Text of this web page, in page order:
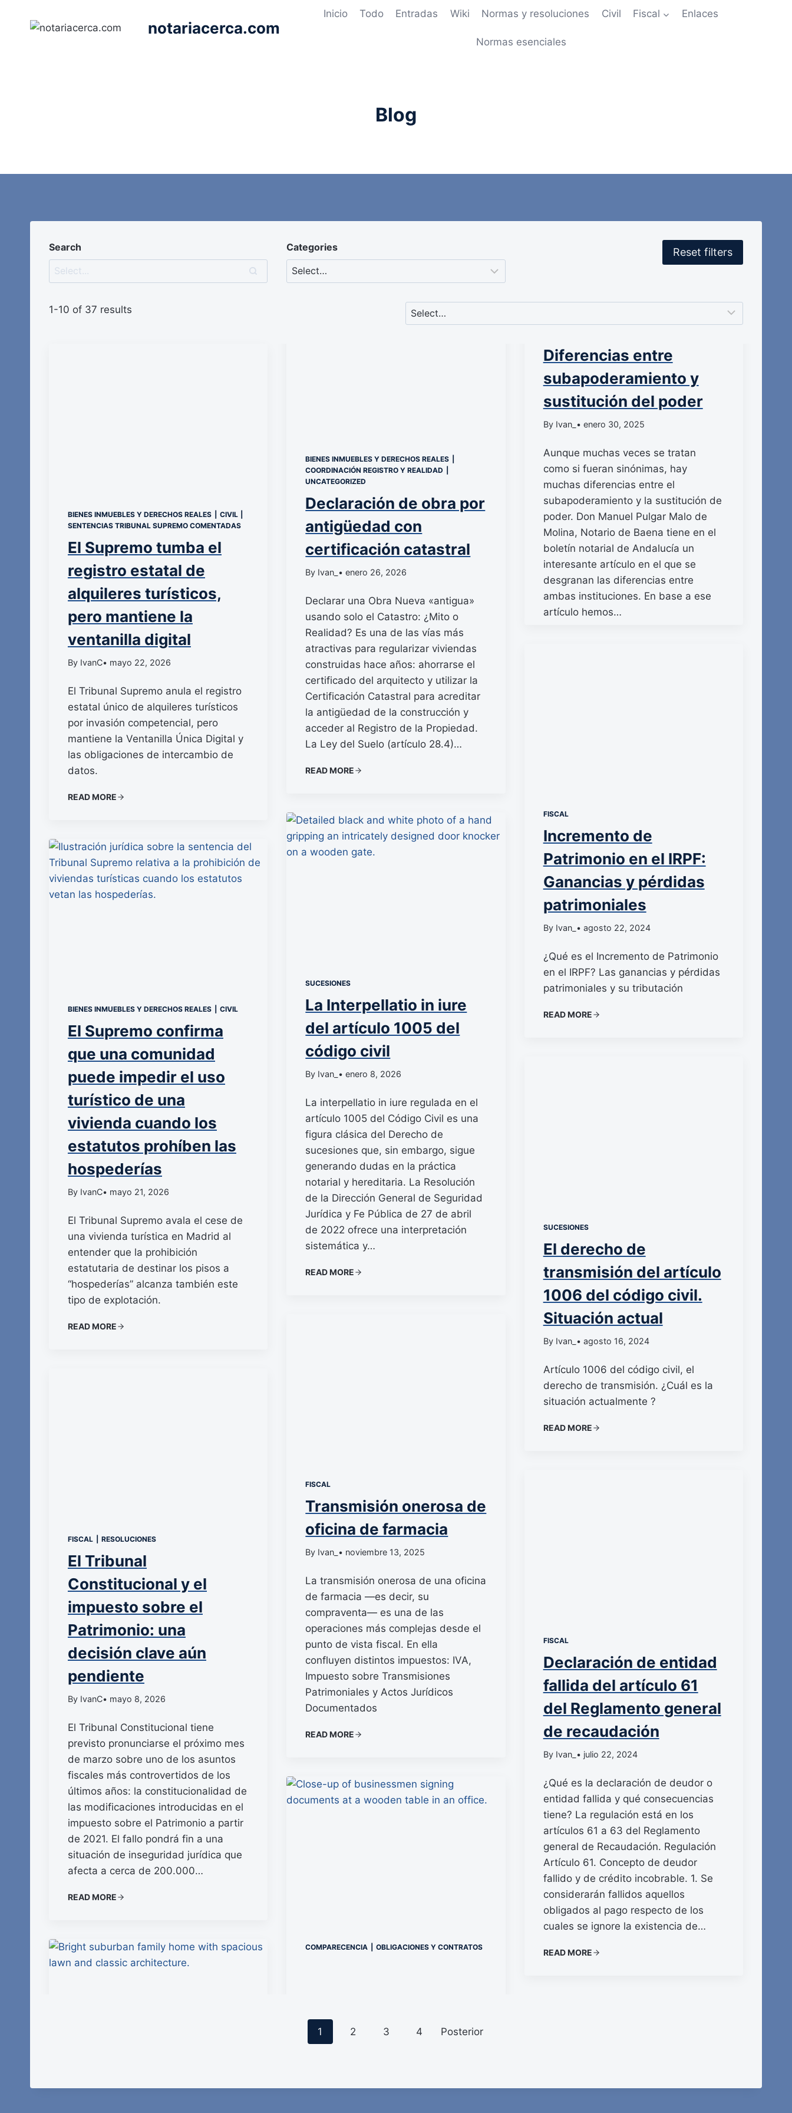
notariacerca.com
Inicio Todo Entradas Wiki Normas y resoluciones Civil Fiscal Enlaces
Normas esenciales
Blog
Search Categories Reset filters
1-10 of 37 results
BIENES INMUEBLES Y DERECHOS REALES CIVIL
SENTENCIAS TRIBUNAL SUPREMO COMENTADAS
El Supremo tumba el
registro estatal de
alquileres turísticos,
pero mantiene la
ventanilla digital
By IvanC• mayo 22, 2026
El Tribunal Supremo anula el registro
estatal único de alquileres turísticos
por invasión competencial, pero
mantiene la Ventanilla Única Digital y
las obligaciones de intercambio de
datos.
READ MORE
BIENES INMUEBLES Y DERECHOS REALES CIVIL
El Supremo confirma
que una comunidad
puede impedir el uso
turístico de una
vivienda cuando los
estatutos prohíben las
hospederías
By IvanC• mayo 21, 2026
El Tribunal Supremo avala el cese de
una vivienda turística en Madrid al
entender que la prohibición
estatutaria de destinar los pisos a
“hospederías” alcanza también este
tipo de explotación.
READ MORE
FISCAL RESOLUCIONES
El Tribunal
Constitucional y el
impuesto sobre el
Patrimonio: una
decisión clave aún
pendiente
By IvanC• mayo 8, 2026
El Tribunal Constitucional tiene
previsto pronunciarse el próximo mes
de marzo sobre uno de los asuntos
fiscales más controvertidos de los
últimos años: la constitucionalidad de
las modificaciones introducidas en el
impuesto sobre el Patrimonio a partir
de 2021. El fallo pondrá fin a una
situación de inseguridad jurídica que
afecta a cerca de 200.000…
READ MORE
BIENES INMUEBLES Y DERECHOS REALES
COORDINACIÓN REGISTRO Y REALIDAD
UNCATEGORIZED
Declaración de obra por
antigüedad con
certificación catastral
By Ivan_ • enero 26, 2026
Declarar una Obra Nueva «antigua»
usando solo el Catastro: ¿Mito o
Realidad? Es una de las vías más
atractivas para regularizar viviendas
construidas hace años: ahorrarse el
certificado del arquitecto y utilizar la
Certificación Catastral para acreditar
la antigüedad de la construcción y
acceder al Registro de la Propiedad.
La Ley del Suelo (artículo 28.4)…
READ MORE
SUCESIONES
La Interpellatio in iure
del artículo 1005 del
código civil
By Ivan_ • enero 8, 2026
La interpellatio in iure regulada en el
artículo 1005 del Código Civil es una
figura clásica del Derecho de
sucesiones que, sin embargo, sigue
generando dudas en la práctica
notarial y hereditaria. La Resolución
de la Dirección General de Seguridad
Jurídica y Fe Pública de 27 de abril
de 2022 ofrece una interpretación
sistemática y…
READ MORE
FISCAL
Transmisión onerosa de
oficina de farmacia
By Ivan_ • noviembre 13, 2025
La transmisión onerosa de una oficina
de farmacia —es decir, su
compraventa— es una de las
operaciones más complejas desde el
punto de vista fiscal. En ella
confluyen distintos impuestos: IVA,
Impuesto sobre Transmisiones
Patrimoniales y Actos Jurídicos
Documentados
READ MORE
COMPARECENCIA OBLIGACIONES Y CONTRATOS
Diferencias entre
subapoderamiento y
sustitución del poder
By Ivan_ • enero 30, 2025
Aunque muchas veces se tratan
como si fueran sinónimas, hay
muchas diferencias entre el
subapoderamiento y la sustitución de
poder. Don Manuel Pulgar Malo de
Molina, Notario de Baena tiene en el
boletín notarial de Andalucía un
interesante artículo en el que se
desgranan las diferencias entre
ambas instituciones. En base a ese
artículo hemos…
FISCAL
Incremento de
Patrimonio en el IRPF:
Ganancias y pérdidas
patrimoniales
By Ivan_ • agosto 22, 2024
¿Qué es el Incremento de Patrimonio
en el IRPF? Las ganancias y pérdidas
patrimoniales y su tributación
READ MORE
SUCESIONES
El derecho de
transmisión del artículo
1006 del código civil.
Situación actual
By Ivan_ • agosto 16, 2024
Artículo 1006 del código civil, el
derecho de transmisión. ¿Cuál es la
situación actualmente ?
READ MORE
FISCAL
Declaración de entidad
fallida del artículo 61
del Reglamento general
de recaudación
By Ivan_ • julio 22, 2024
¿Qué es la declaración de deudor o
entidad fallida y qué consecuencias
tiene? La regulación está en los
artículos 61 a 63 del Reglamento
general de Recaudación. Regulación
Artículo 61. Concepto de deudor
fallido y de crédito incobrable. 1. Se
considerarán fallidos aquellos
obligados al pago respecto de los
cuales se ignore la existencia de…
READ MORE
1 2 3 4 Posterior